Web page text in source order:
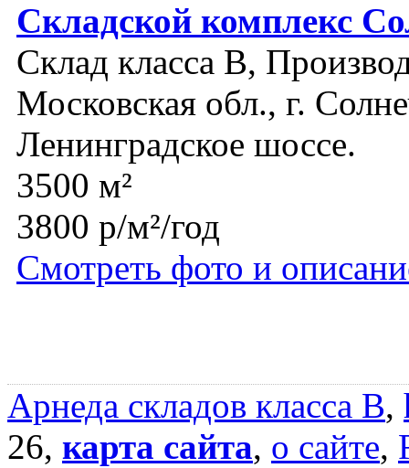
Складской комплекс
Склад класса B,
Московская обл., г.
Ленинградское шоссе.
3500 м²
3800 р/м²/год
Смотреть фото и
Арнеда складов класса B,
26, карта сайта, о сайте,